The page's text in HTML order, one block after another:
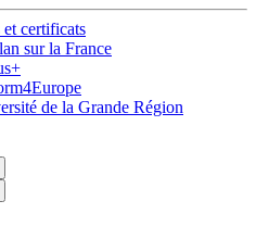
et certificats
sur la France
de la Grande Région